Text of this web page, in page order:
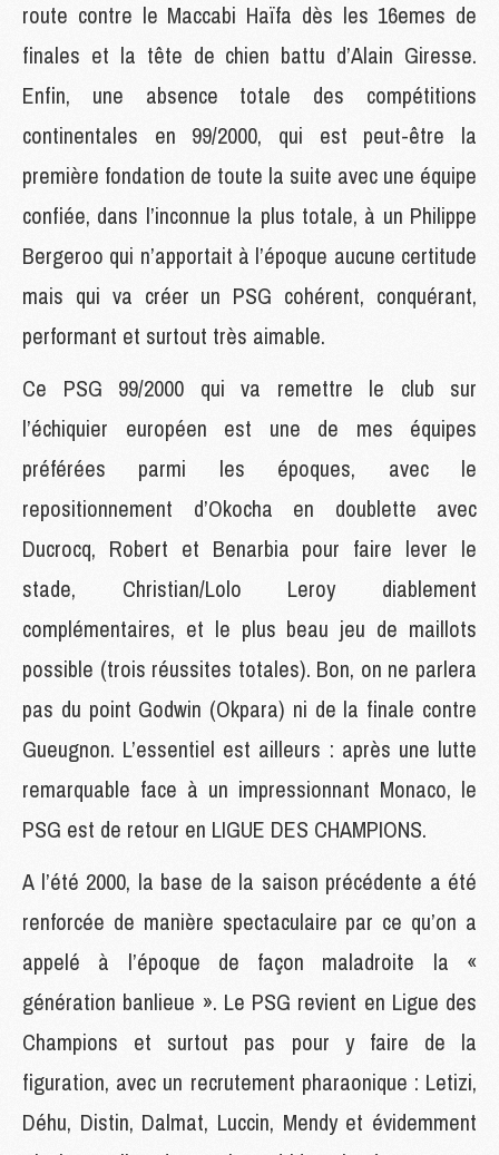
route contre le Maccabi Haïfa dès les 16emes de
finales et la tête de chien battu d’Alain Giresse.
Enfin, une absence totale des compétitions
continentales en 99/2000, qui est peut-être la
première fondation de toute la suite avec une équipe
confiée, dans l’inconnue la plus totale, à un Philippe
Bergeroo qui n’apportait à l’époque aucune certitude
mais qui va créer un PSG cohérent, conquérant,
performant et surtout très aimable.
Ce PSG 99/2000 qui va remettre le club sur
l’échiquier européen est une de mes équipes
préférées parmi les époques, avec le
repositionnement d’Okocha en doublette avec
Ducrocq, Robert et Benarbia pour faire lever le
stade, Christian/Lolo Leroy diablement
complémentaires, et le plus beau jeu de maillots
possible (trois réussites totales). Bon, on ne parlera
pas du point Godwin (Okpara) ni de la finale contre
Gueugnon. L’essentiel est ailleurs : après une lutte
remarquable face à un impressionnant Monaco, le
PSG est de retour en LIGUE DES CHAMPIONS.
A l’été 2000, la base de la saison précédente a été
renforcée de manière spectaculaire par ce qu’on a
appelé à l’époque de façon maladroite la «
génération banlieue ». Le PSG revient en Ligue des
Champions et surtout pas pour y faire de la
figuration, avec un recrutement pharaonique : Letizi,
Déhu, Distin, Dalmat, Luccin, Mendy et évidemment